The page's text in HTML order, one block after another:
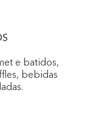
e batidos,
bebidas